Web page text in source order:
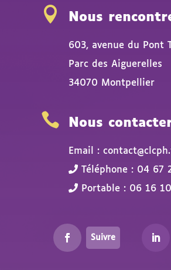
 Nous
603, avenue du Pont
Parc des Aiguerelles
34070 Montpellier
 Nous
Email :
Téléphone : 04 67
Portable : 06 16
Suivre